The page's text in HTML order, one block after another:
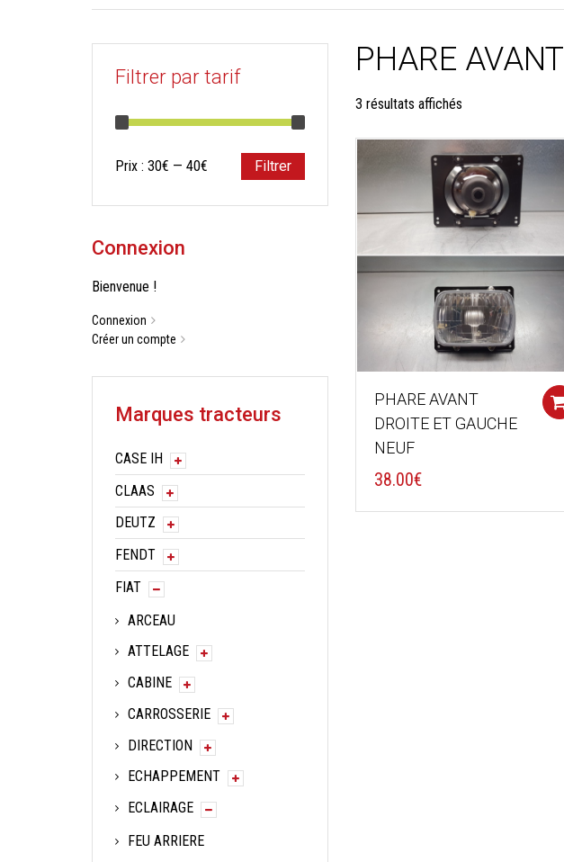
PHARE AVANT
3 résultats affichésTrié
du
plus
récent
au
plus
ancien
PHARE AVANT
DROITE ET GAUCHE
NEUF
38.00€
Filtrer par tarif
Prix
Prix
Filtrer
Prix : 30€ — 40€
Connexion
Bienvenue !
Connexion
Créer un compte
Marques tracteurs
CASE IH
CLAAS
DEUTZ
FENDT
FIAT
ARCEAU
ATTELAGE
CABINE
CARROSSERIE
DIRECTION
ECHAPPEMENT
ECLAIRAGE
FEU ARRIERE